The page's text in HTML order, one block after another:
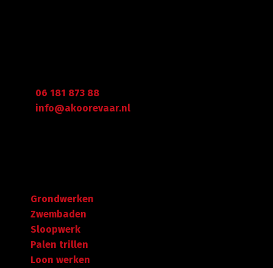
06 181 873 88
info@akoorevaar.nl
Grondwerken
Zwembaden
Sloopwerk
Palen trillen
Loon werken